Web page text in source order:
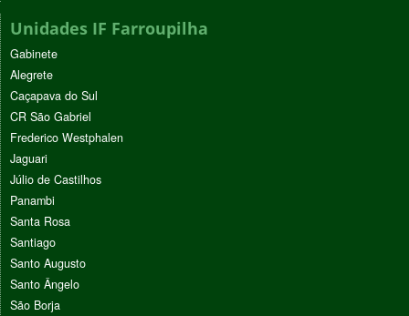
Unidades IF Farroupilha
Gabinete
Alegrete
Caçapava do Sul
CR São Gabriel
Frederico Westphalen
Jaguari
Júlio de Castilhos
Panambi
Santa Rosa
Santiago
Santo Augusto
Santo Ângelo
São Borja